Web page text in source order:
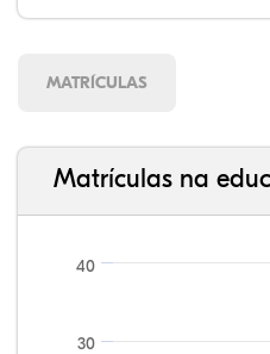
MATRÍCULAS
Matrículas na
30
40